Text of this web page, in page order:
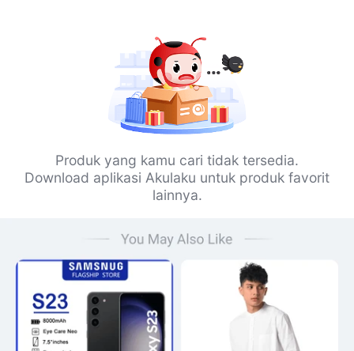
Produk yang kamu cari tidak tersedia.
Download aplikasi Akulaku untuk produk favorit
lainnya.